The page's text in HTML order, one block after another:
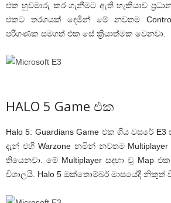
එක හුවමාරු කර ගැනීමට ඇති හැකියාව ප්‍රධාන
එකට තරගයක් දෙමින් මේ නවතම
පරිගණක සමගත් එක සේ ක්‍රියාත්මක වෙනවා.
HALO 5 Game එක
Halo 5: Guardians Game එක ගිය වසරේ
දැන් එහි Warzone නමින් නවතම
තියෙනවා. මේ Multiplayer සදහා වූ Map
විශාලයි. Halo 5 ඔක්තොම්බර් මාසයේදී නිකුත්